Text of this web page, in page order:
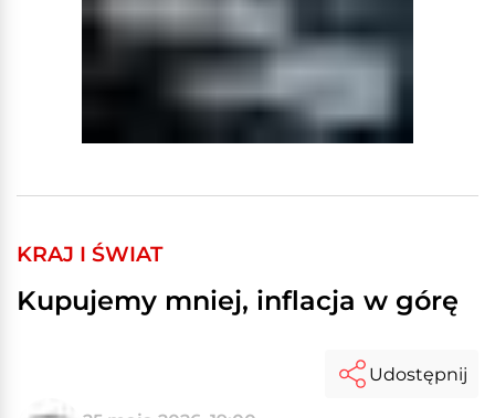
KRAJ I ŚWIAT
Kupujemy mniej, inflacja w górę
Udostępnij